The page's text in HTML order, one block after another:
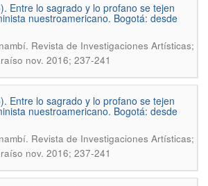
Entre lo sagrado y lo profano se tejen
nuestroamericano. Bogotá: desde
Revista de Investigaciones Artísticas;
nov. 2016; 237-241
Entre lo sagrado y lo profano se tejen
nuestroamericano. Bogotá: desde
Revista de Investigaciones Artísticas;
nov. 2016; 237-241